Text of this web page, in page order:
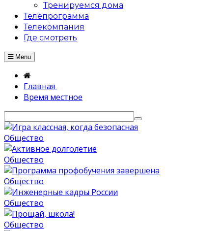
Тренируемся дома
Телепрограмма
Телекомпания
Где смотреть
Menu
Главная
Время местное
Общество
Общество
Общество
Общество
Общество